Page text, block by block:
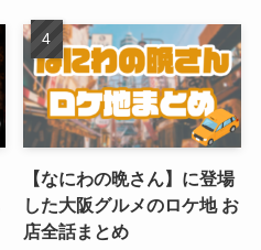
【なにわの晩さん】に登場
した大阪グルメのロケ地 お
店全話まとめ